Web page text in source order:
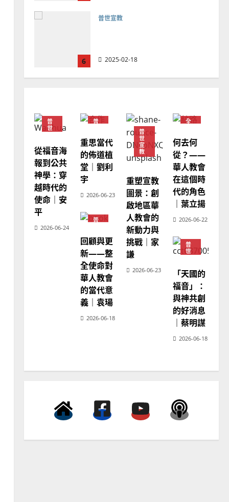
7
普世宣教
2025-02-20
2024-01-09
2
普世宣教
福音未及之民的定義、現況
及反思｜葉大銘
2025-02-18
3
普世宣教 神學教育
宣教的整全使命｜王永信
2025-02-18
普世宣教
向穆斯林傳福音的可行策略
普世宣教
余自力
普
世
從福音海
報到公共
神學：穿
越時代的
使命｜安
平
2026-06-24
普
教
重思當代
的佈道植
堂｜劉利
宇
2026-06-23
普
世
宣
教
重塑宣教
圖景：創
啟地區華
人教會的
新動力與
挑戰｜家
謙
2026-06-23
全
人
教
會
普
世
宣
教
何去何
從？——
華人教會
在這個時
代的角色
｜葉立揚
2026-06-22
普
教
回顧與更
新——整
全使命對
華人教會
的當代意
義｜袁瑒
2026-06-18
普
世
神
學
教
育
「天國的
福音」：
與神共創
的好消息
｜蔡明謀
2026-06-18